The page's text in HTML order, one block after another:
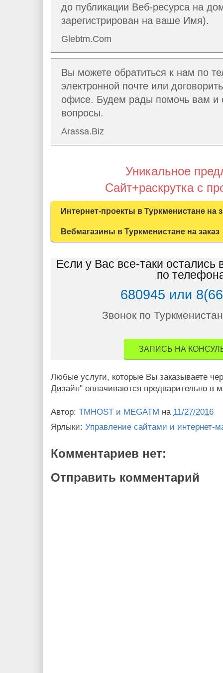
до публикации Веб-ресурса на
зарегистрирован на ваше Имя).
Glebtm.Com
Вы можете обратиться к нам по
электронной почте или
офисе. Будем рады помочь вам и
вопросы.
Arassa.Biz
Уникальное
Сайт+раскрутка с
Интернет-проекты в Туркменистане на
Вебмагазины в Туркменистане на заказ
Если у Вас все-таки остались
по
680945 или
Звонок по
ЗАПИСЬ НА
Любые услуги, которые Вы заказываете
Дизайн" оплачиваются предварительно в
Автор: TMHOST и MEGATM на 11/27/2016
Ярлыки: Управление сайтами и интернет-
Комментариев нет:
Отправить комментарий